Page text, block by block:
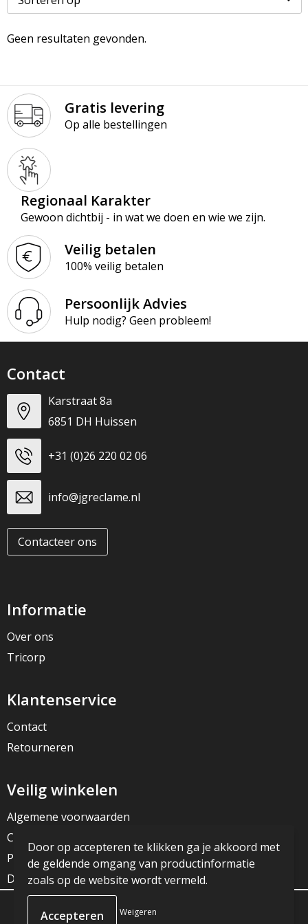
Paraplu’s
Premiums
Schrijfwaren
Tassen & Reizen
Kledingaccessoires
Ondergoed, Sokken en Nachtkleding
Peuters en Baby's
Polo's
Regenkleding
Sweaters
T-Shirts
Vesten
Ondergoed en Sokken
Overalls
Polo's
Reflecterende polo's
Reflecterende vesten
Regenkleding
Schorten en Sloven
Sweaters
T-Shirts
Vesten
Werkkleding sets
Gehoorbescherming
Geen resultaten gevonden.
Gratis levering
Op alle bestellingen
Regionaal Karakter
Gewoon dichtbij - in wat we doen en wie we zijn.
Veilig betalen
100% veilig betalen
Persoonlijk Advies
Hulp nodig? Geen probleem!
Contact
Karstraat 8a
6851 DH Huissen
+31 (0)26 220 02 06
info@jgreclame.nl
Contacteer ons
Informatie
Over ons
Tricorp
Klantenservice
Contact
Retourneren
Veilig winkelen
Algemene voorwaarden
Cookieverklaring
Privacyverklaring
Disclaimer
© Copyright JG Reclame 2023
Door op accepteren te klikken ga je akkoord met
de geldende omgang van productinformatie
zoals op de website wordt vermeld.
Weigeren